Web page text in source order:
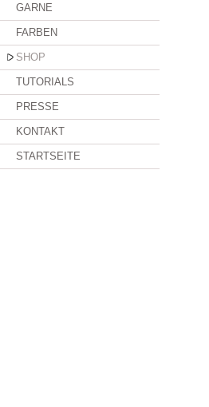
GARNE
FARBEN
SHOP
TUTORIALS
PRESSE
KONTAKT
STARTSEITE